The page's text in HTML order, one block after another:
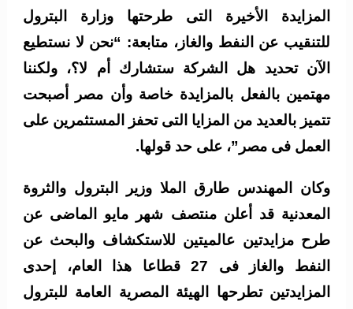
المزايدة الأخيرة التى طرحتها وزارة البترول
للتنقيب عن النفط والغاز، متابعة: “نحن لا نستطيع
الآن تحديد هل الشركة ستشارك أم لا؟، ولكننا
مهتمين بالفعل بالمزايدة خاصة وأن مصر أصبحت
تتميز بالعديد من المزايا التى تحفز المستثمرين على
العمل فى مصر”، على حد قولها.
وكان المهندس طارق الملا وزير البترول والثروة
المعدنية قد أعلن منتصف شهر مايو الماضى عن
طرح مزايدتين عالميتين للاستكشاف والبحث عن
النفط والغاز فى 27 قطاعا هذا العام، إحدى
المزايدتين تطرحها الهيئة المصرية العامة للبترول